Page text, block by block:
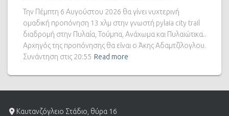
Την Πέμπτη 6 Αυγούστου 2026 θα γίνει νυχτερινή
ομαδική προπόνηση 13 χλμ στην γνωστή pylaia city trail
διαδρομή στην Πυλαία, Τούμπα, Ανάχωμα και Πυλαιώτικα..
Αρχηγός της προπόνησης θα είναι ο Άκης Αδαμτζίλογλου.
Συνάντηση στις 20:55 Read more
Καυτανζόγλειο Στάδιο, θύρα 16